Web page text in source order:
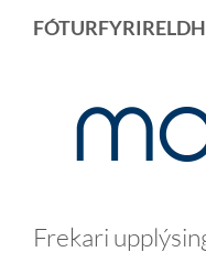
Frekari